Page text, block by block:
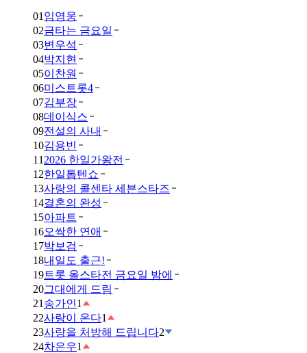
01 임영웅
02금타는 금요일
03변우석
04박지현
05이찬원
06미스트롯4
07김부장
08데이식스
09전설의 사내
10김용빈
11 2026 한일가왕전
12한일톱텐쇼
13사랑의 콜센타 세븐스타즈
14결혼의 완성
15아파트
16오싹한 연애
17박보검
18내일도 출근!
19트롯 올스타전 금요일 밤에
20그대에게 드림
21 송가인1
22사랑이 온다1
23사랑을 처방해 드립니다2
24차은우1